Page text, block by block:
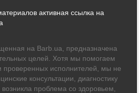
активная ссылка на
на Barb.ua, предназначена
целей. Хотя мы помогаем
проверенных исполнителей, мы не
консультации, диагностику
проблема со здоровьем,